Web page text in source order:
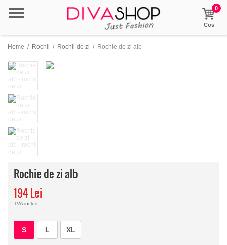
0
Cos
Home / Rochii / Rochii de zi / Rochie de zi alb
Rochie de zi alb
194 Lei
TVA inclus
S L XL